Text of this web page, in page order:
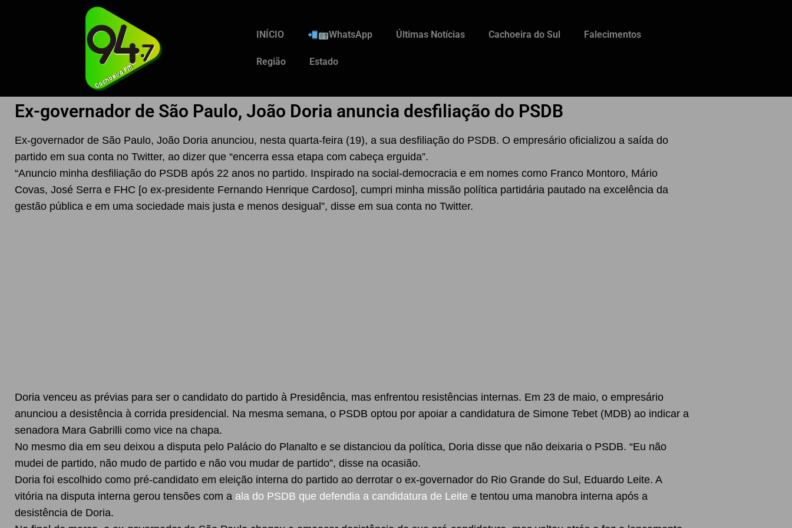
INÍCIO WhatsApp Últimas Notícias Cachoeira do Sul Falecimentos
Região Estado
Ex-governador de São Paulo, João Doria anuncia desfiliação do PSDB
Ex-governador de São Paulo, João Doria anunciou, nesta quarta-feira (19), a sua desfiliação do PSDB. O empresário oficializou a saída do
partido em sua conta no Twitter, ao dizer que “encerra essa etapa com cabeça erguida”.
“Anuncio minha desfiliação do PSDB após 22 anos no partido. Inspirado na social-democracia e em nomes como Franco Montoro, Mário
Covas, José Serra e FHC [o ex-presidente Fernando Henrique Cardoso], cumpri minha missão política partidária pautado na excelência da
gestão pública e em uma sociedade mais justa e menos desigual”, disse em sua conta no Twitter.
Doria venceu as prévias para ser o candidato do partido à Presidência, mas enfrentou resistências internas. Em 23 de maio, o empresário
anunciou a desistência à corrida presidencial. Na mesma semana, o PSDB optou por apoiar a candidatura de Simone Tebet (MDB) ao indicar a
senadora Mara Gabrilli como vice na chapa.
No mesmo dia em seu deixou a disputa pelo Palácio do Planalto e se distanciou da política, Doria disse que não deixaria o PSDB. “Eu não
mudei de partido, não mudo de partido e não vou mudar de partido”, disse na ocasião.
Doria foi escolhido como pré-candidato em eleição interna do partido ao derrotar o ex-governador do Rio Grande do Sul, Eduardo Leite. A
vitória na disputa interna gerou tensões com a ala do PSDB que defendia a candidatura de Leite e tentou uma manobra interna após a
desistência de Doria.